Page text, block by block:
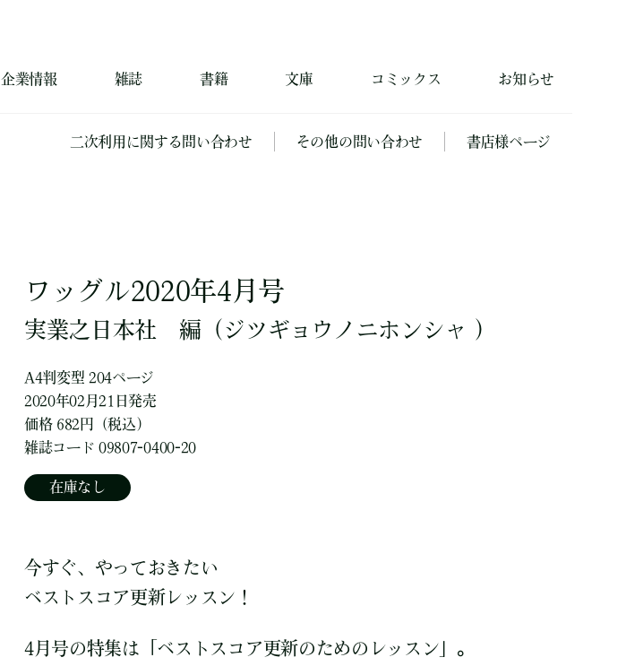
企業情報 雑誌 書籍 文庫 コミックス お知らせ
二次利用に関する問い合わせ その他の問い合わせ 書店様ページ
ワッグル2020年4月号
実業之日本社 編 （ジツギョウノニホンシャ ）
A4判変型 204ページ
2020年02月21日発売
価格 682円（税込）
雑誌コード 09807-0400-20
在庫なし
今すぐ、やっておきたい
ベストスコア更新レッスン！
4月号の特集は「ベストスコア更新のためのレッスン」。